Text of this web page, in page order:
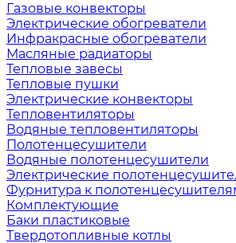
Газовые конвекторы
Электрические обогреватели
Инфракрасные обогреватели
Масляные радиаторы
Тепловые завесы
Тепловые пушки
Электрические конвекторы
Тепловентиляторы
Водяные тепловентиляторы
Полотенцесушители
Водяные полотенцесушители
Электрические
Фурнитура к
Комплектующие
Баки пластиковые
Твердотопливные котлы